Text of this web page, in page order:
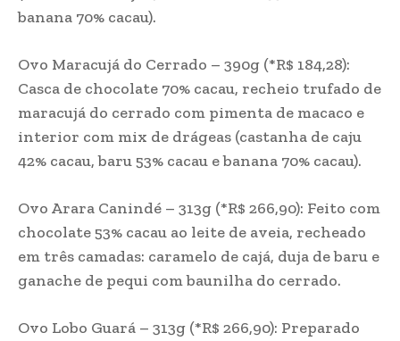
banana 70% cacau).
Ovo Maracujá do Cerrado – 390g (*R$ 184,28):
Casca de chocolate 70% cacau, recheio trufado de
maracujá do cerrado com pimenta de macaco e
interior com mix de drágeas (castanha de caju
42% cacau, baru 53% cacau e banana 70% cacau).
Ovo Arara Canindé – 313g (*R$ 266,90): Feito com
chocolate 53% cacau ao leite de aveia, recheado
em três camadas: caramelo de cajá, duja de baru e
ganache de pequi com baunilha do cerrado.
Ovo Lobo Guará – 313g (*R$ 266,90): Preparado